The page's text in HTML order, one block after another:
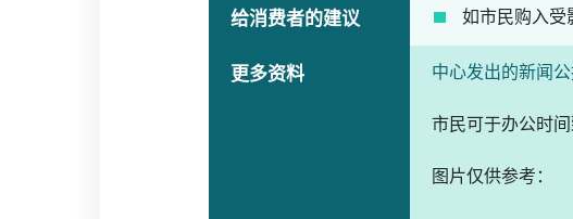
给消费者的建议 如市民购入受
更多资料 中心发出的新闻
市民可于办公时
图片仅供参考：